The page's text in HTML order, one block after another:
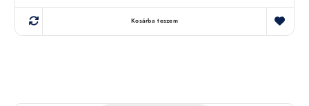
Kosárba teszem